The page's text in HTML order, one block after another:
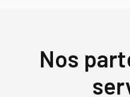
Nos